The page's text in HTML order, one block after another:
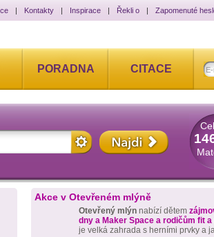
| Kontakty | Inspirace | Řekli o | Zapomenuté
PORADNA CITACE
Akce v Otevřeném mlýně
Otevřený mlýn nabízí dětem
dny a Maker Space a rodičům fit
je velká zahrada s herními prvky a